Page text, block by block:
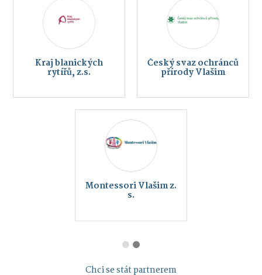
Kraj blanických
rytířů, z.s.
Český svaz ochránců
přírody Vlašim
Montessori Vlašim z.
s.
Chci se stát partnerem